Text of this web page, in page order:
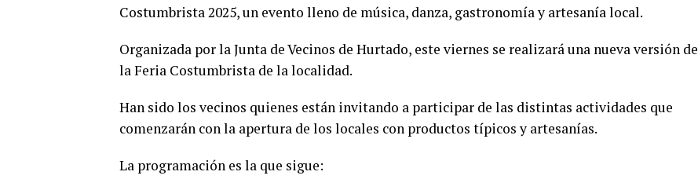
Costumbrista 2025, un evento lleno de música, danza, gastronomía y artesanía local.
Organizada por la Junta de Vecinos de Hurtado, este viernes se realizará una nueva versión de
la Feria Costumbrista de la localidad.
Han sido los vecinos quienes están invitando a participar de las distintas actividades que
comenzarán con la apertura de los locales con productos típicos y artesanías.
La programación es la que sigue: